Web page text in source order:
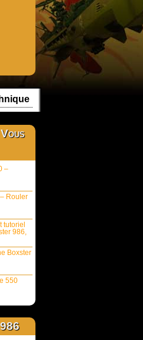
–
Rouler
tutoriel
986,
Boxster
550